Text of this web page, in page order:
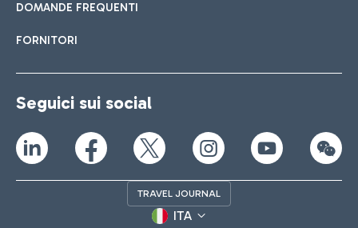
DOMANDE FREQUENTI
FORNITORI
Seguici sui social
TRAVEL JOURNAL
ITA